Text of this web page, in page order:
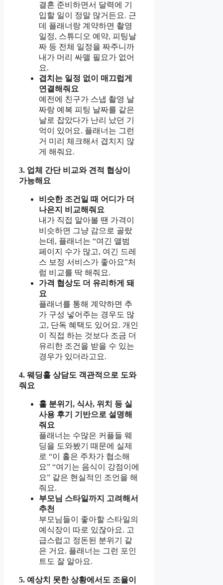
결혼 준비하면서 달력에 기
입할 일이 정말 많거든요. 근
데 플래너랑 계약하면 촬영
일정, 스튜디오 예약, 피팅날
짜 등 전체 일정을 짜주니까
내가 머리 싸맬 필요가 없어
요.
겹치는 일정 없이 매끄럽게
연결해줘요
예전에 친구가 스냅 촬영 날
짜랑 예복 피팅 날짜를 같은
날로 잡았다가 난리 났던 기
억이 있어요. 플래너는 그런
거 미리 체크해서 겹치지 않
게 해줘요.
3. 업체 간단 비교와 견적 협상이
가능해요
비슷한 조건일 때 어디가 더
나은지 비교해줘요
내가 직접 알아볼 땐 가격이
비슷하면 그냥 감으로 골랐
는데, 플래너는 “여긴 앨범
페이지 수가 많고, 여긴 드레
스 보정 서비스가 좋아요”처
럼 비교를 딱 해줘요.
가격 협상도 더 유리하게 돼
요
플래너를 통해 계약하면 추
가 구성 넣어주는 경우도 많
고, 단독 혜택도 있어요. 개인
이 직접 하는 것보다 조금 더
유리한 조건을 받을 수 있는
경우가 있더라고요.
4. 웨딩홀 상담도 객관적으로 도와
줘요
홀 분위기, 식사, 위치 등 실
사용 후기 기반으로 설명해
줘요
플래너는 수많은 커플들 웨
딩을 도와봤기 때문에 실제
로 “이 홀은 주차가 협소해
요” “여기는 음식이 강점이에
요” 같은 현실적인 조언을 해
줘요.
부모님 스타일까지 고려해서
추천
부모님들이 좋아할 스타일의
예식장이 따로 있잖아요. 고
급스럽고 정돈된 분위기 같
은 거요. 플래너는 그런 포인
트도 잘 알아요.
5. 예상치 못한 상황에서도 조율이